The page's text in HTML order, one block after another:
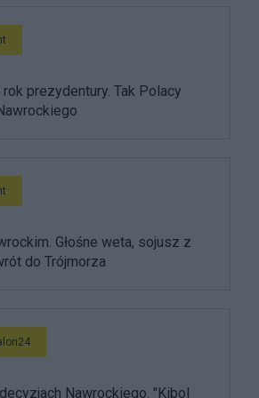
prezydentury. Tak Polacy
Głośne weta, sojusz z
do Trójmorza
Nawrockiego. "Kibol